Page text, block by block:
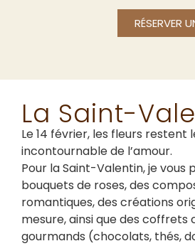
RÉSERVER
La Saint-
Le 14 février, les fleurs restent
incontournable de l’amour.
Pour la Saint-Valentin, je vous
bouquets de roses, des
romantiques, des créations
mesure, ainsi que des coffrets
gourmands (chocolats, thés,